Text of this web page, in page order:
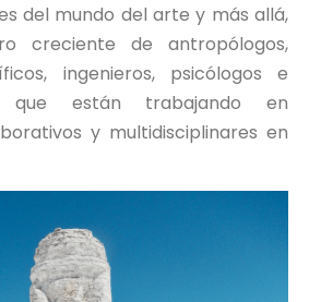
del mundo del arte y más allá,
creciente de antropólogos,
ingenieros, psicólogos e
que están trabajando en
y multidisciplinares en